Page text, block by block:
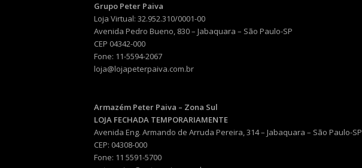
Grupo Peter Paiva
Loja Virtual: 32.952.310/0001-00
Avenida Pedro Bueno, 830 – Jabaquara – São Paulo-SP
CEP 04342-000
Fone: 11-5594-2067
loja@lojapeterpaiva.com.br
Armazém Peter Paiva – Zona Sul
LOJA FECHADA TEMPORARIAMENTE
Avenida Eng. Armando de Arruda Pereira, 314 – Jabaquara – São Paulo-SP
CEP: 04308-000
Fone: 11 5591-5700